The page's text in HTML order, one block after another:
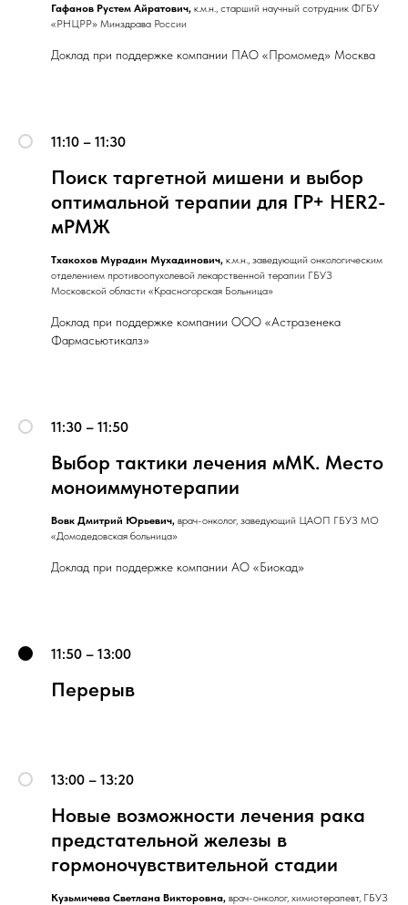
Гафанов Рустем Айратович, к.м.н., старший научный сотрудник ФГБУ
«РНЦРР» Минздрава России
Доклад при поддержке компании ПАО «Промомед» Москва
11:10 – 11:30
Поиск таргетной мишени и выбор
оптимальной терапии для ГР+ HER2-
мРМЖ
Тхакохов Мурадин Мухадинович, к.м.н., заведующий онкологическим
отделением противоопухолевой лекарственной терапии ГБУЗ
Московской области «Красногорская Больница»
Доклад при поддержке компании ООО «Астразенека
Фармасьютикалз»
11:30 – 11:50
Выбор тактики лечения мМК. Место
моноиммунотерапии
Вовк Дмитрий Юрьевич, врач-онколог, заведующий ЦАОП ГБУЗ МО
«Домодедовская больница»
Доклад при поддержке компании АО «Биокад»
11:50 – 13:00
Перерыв
13:00 – 13:20
Новые возможности лечения рака
предстательной железы в
гормоночувствительной стадии
Кузьмичева Светлана Викторовна, врач-онколог, химиотерапевт, ГБУЗ